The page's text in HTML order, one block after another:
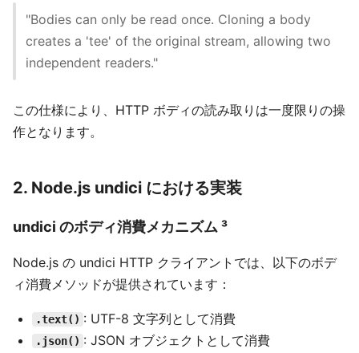
"Bodies can only be read once. Cloning a body
creates a 'tee' of the original stream, allowing two
independent readers."
この仕様により、HTTP ボディの読み取りは一度限りの操
作となります。
2. Node.js undici における実装
undici のボディ消費メカニズム ³
Node.js の undici HTTP クライアントでは、以下のボデ
ィ消費メソッドが提供されています：
.text() : UTF-8 文字列として消費
.json() : JSON オブジェクトとして消費